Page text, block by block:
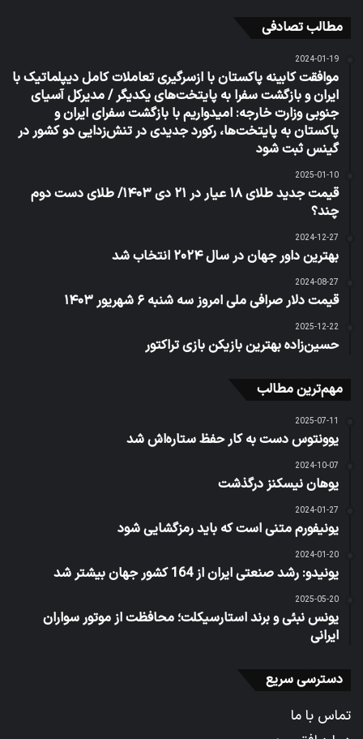
مطالب تصادفی
2024-01-19
موافقت کابینه پاکستان با ازسرگیری تعاملات کامل دیپلماتیک با
ایران و بازگشت سفرا به پایتخت‌های یکدیگر / مدیرکل آسیای
جنوبی وزارت خارجه: امیدواریم با بازگشت سفرای ایران و
پاکستان به پایتخت‌ها، رکورد جدیدی در تنش‌زدایی دو کشور در
گینس ثبت شود
2025-01-10
قیمت جدید طلای ۱۸ عیار در ۲۱ دی ۱۴۰۳/ طلای دست دوم
چند؟
2024-12-27
بهترین داور جهان در سال ۲۰۲۴ انتخاب شد
2024-08-27
قیمت دلار صرافی ملی امروز سه شنبه ۶ شهریور ۱۴۰۳
2025-12-22
حسین‌زاده بهترین بازیکن بازی تراکتور
مهم‌ترین مطالب
2025-07-11
یوونتوس دست به کار حفظ ستاره‌اش شد
2024-10-07
یوهان نیسکنز درگذشت
2024-01-27
یونیفورم متنی است که باید رمزگشایی شود
2024-01-20
یونیدو: رشد صنعتی ایران از 164 کشور جهان بیشتر شد
2025-05-20
یونس نبئی و برند استارسیکلت؛ محافظت از موتور سواران
ایرانی
دسترسی سریع
تماس با ما